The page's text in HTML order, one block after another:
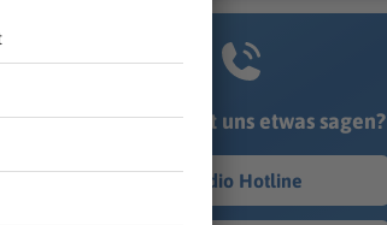
Du möchtest uns etwas sagen?
Studio Hotline